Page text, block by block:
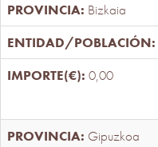
Bizkaia
0,00
Gipuzkoa